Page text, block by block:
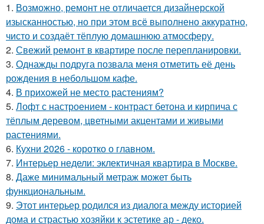
1. Возможно, ремонт не отличается дизайнерской
изысканностью, но при этом всё выполнено аккуратно,
чисто и создаёт тёплую домашнюю атмосферу.
2. Свежий ремонт в квартире после перепланировки.
3. Однажды подруга позвала меня отметить её день
рождения в небольшом кафе.
4. В прихожей не место растениям?
5. Лофт с настроением - контраст бетона и кирпича с
тёплым деревом, цветными акцентами и живыми
растениями.
6. Кухни 2026 - коротко о главном.
7. Интерьер недели: эклектичная квартира в Москве.
8. Даже минимальный метраж может быть
функциональным.
9. Этот интерьер родился из диалога между историей
дома и страстью хозяйки к эстетике ар - деко.